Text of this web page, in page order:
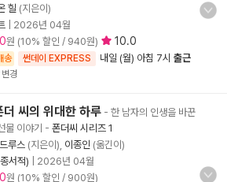
힐 (지은이)
2026년 04월
원 (10% 할인 / 940원) 10.0
송 썬데이 EXPRESS 내일 (월) 아침 7시 출근
변경
씨의 위대한 하루 - 한 남자의 인생을 바꾼
물 이야기 - 폰더씨 시리즈 1
루스 (지은이), 이종인 (옮긴이)
서적)
2026년 04월
원 (10% 할인 / 900원)